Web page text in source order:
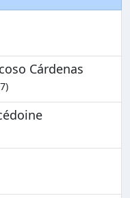
Cárdenas